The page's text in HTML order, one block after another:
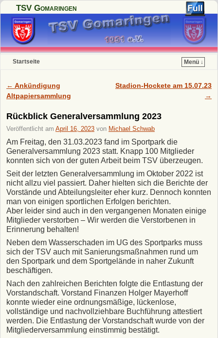
TSV Gomaringen
Startseite
Menü ↓
Artikelnavigation
← Ankündigung
Altpapiersammlung
Stadion-Hockete am 15.07.23
→
Rückblick Generalversammlung 2023
Veröffentlicht am April 16, 2023 von Michael Schwab
Am Freitag, den 31.03.2023 fand im Sportpark die
Generalversammlung 2023 statt. Knapp 100 Mitglieder
konnten sich von der guten Arbeit beim TSV überzeugen.
Seit der letzten Generalversammlung im Oktober 2022 ist
nicht allzu viel passiert. Daher hielten sich die Berichte der
Vorstände und Abteilungsleiter eher kurz. Dennoch konnten
man von einigen sportlichen Erfolgen berichten.
Aber leider sind auch in den vergangenen Monaten einige
Mitglieder verstorben – Wir werden die Verstorbenen in
Erinnerung behalten!
Neben dem Wasserschaden im UG des Sportparks muss
sich der TSV auch mit Sanierungsmaßnahmen rund um
den Sportpark und dem Sportgelände in naher Zukunft
beschäftigen.
Nach den zahlreichen Berichten folgte die Entlastung der
Vorstandschaft. Vorstand Finanzen Holger Mayerhoff
konnte wieder eine ordnungsmäßige, lückenlose,
vollständige und nachvollziehbare Buchführung attestiert
werden. Die Entlastung der Vorstandschaft wurde von der
Mitgliederversammlung einstimmig bestätigt.